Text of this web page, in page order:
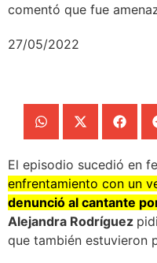
comentó que fue
27/05/2022
El episodio sucedió en
enfrentamiento con un
denunció al cantante
Alejandra Rodríguez
que también estuvieron